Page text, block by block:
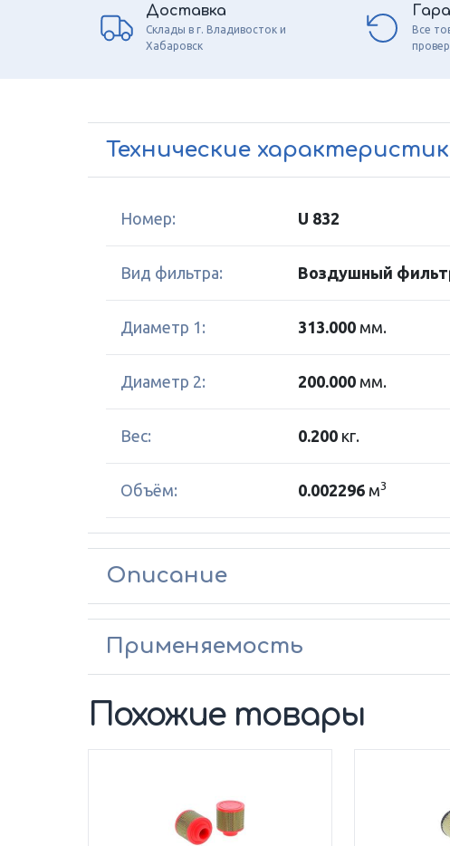
Доставка
Склады в г. Владивосток и
Хабаровск
Все
Технические
Номер: U 832
Вид фильтра: Воздушный
Диаметр 1: 313.000 мм.
Диаметр 2: 200.000 мм.
Вес: 0.200 кг.
Объём: 0.002296 м3
Описание
Применяемость
Похожие товары